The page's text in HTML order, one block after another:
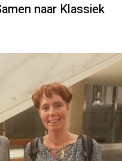
naar Klassiek